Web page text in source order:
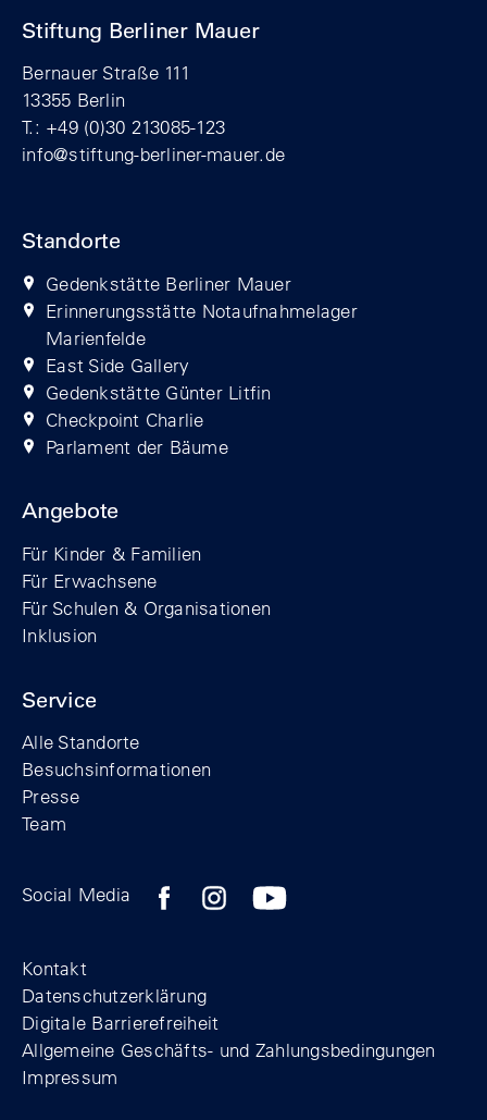
Stiftung Berliner Mauer
Bernauer Straße 111
13355 Berlin
T.: +49 (0)30 213085-123
info@stiftung-berliner-mauer.de
Standorte
Gedenkstätte Berliner Mauer
Erinnerungsstätte Notaufnahmelager
Marienfelde
East Side Gallery
Gedenkstätte Günter Litfin
Checkpoint Charlie
Parlament der Bäume
Angebote
Für Kinder & Familien
Für Erwachsene
Für Schulen & Organisationen
Inklusion
Service
Alle Standorte
Besuchsinformationen
Presse
Team
Social Media Zum Facebook-Profil der Stiftung
Zum Instagram-Profil der Stiftung
Zum YouTube-Kanal der
Kontakt
Datenschutzerklärung
Digitale Barrierefreiheit
Allgemeine Geschäfts- und Zahlungsbedingungen
Impressum